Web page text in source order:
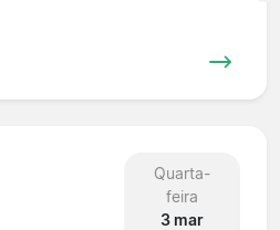
Quarta-
feira
3 mar